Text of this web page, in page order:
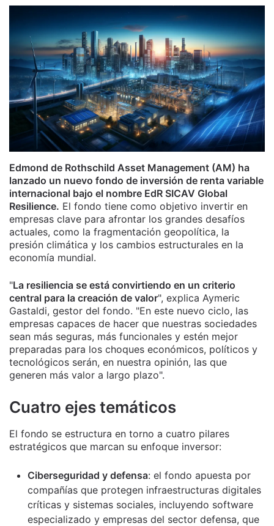
Edmond de Rothschild Asset Management (AM) ha
lanzado un nuevo fondo de inversión de renta variable
internacional bajo el nombre EdR SICAV Global
Resilience. El fondo tiene como objetivo invertir en
empresas clave para afrontar los grandes desafíos
actuales, como la fragmentación geopolítica, la
presión climática y los cambios estructurales en la
economía mundial.
"La resiliencia se está convirtiendo en un criterio
central para la creación de valor", explica Aymeric
Gastaldi, gestor del fondo. "En este nuevo ciclo, las
empresas capaces de hacer que nuestras sociedades
sean más seguras, más funcionales y estén mejor
preparadas para los choques económicos, políticos y
tecnológicos serán, en nuestra opinión, las que
generen más valor a largo plazo".
Cuatro ejes temáticos
El fondo se estructura en torno a cuatro pilares
estratégicos que marcan su enfoque inversor:
Ciberseguridad y defensa: el fondo apuesta por
compañías que protegen infraestructuras digitales
críticas y sistemas sociales, incluyendo software
especializado y empresas del sector defensa, que